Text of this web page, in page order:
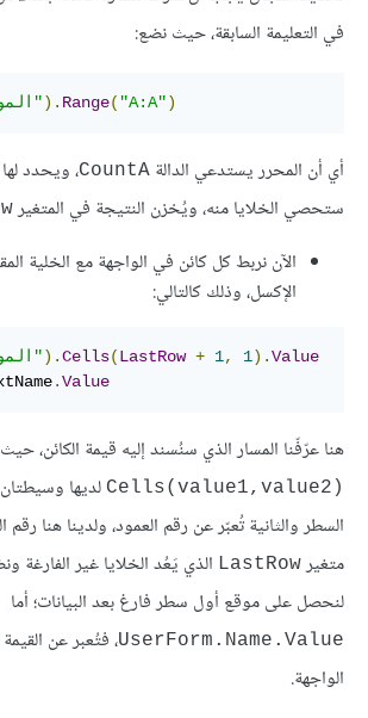
في التعليمة السابقة، حيث نضع:
"الموظفون"). Range( "A:A")
أي أن المحرر يستدعي الدالة CountA، ويحدد
ستحصي الخلايا منه، ويُخزن النتيجة في المتغير
الآن نربط كل كائن في الواجهة مع الخلية
الإكسل، وذلك كالتالي:
"الموظفون").Cells(LastRow + 1, 1).Value
.Value
هنا عرّفّنا المسار الذي سنُسند إليه قيمة الكائن،
Cells(value1,value2) لديها
السطر والثانية تُعبّر عن رقم العمود، ولدينا هنا
متغيرLastRow
لنحصل على موقع أول سطر فارغ بعد البيانات؛ أما
UserForm.Name.Value، فتُعبر عن
الواجهة.